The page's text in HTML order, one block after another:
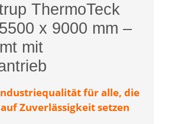
ThermoTeck
x 9000 mm –
mit
für alle, die
Zuverlässigkeit setzen